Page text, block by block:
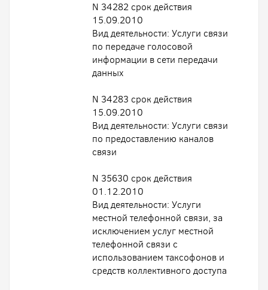
N 34282 срок действия
15.09.2010
Вид деятельности: Услуги связи
по передаче голосовой
информации в сети передачи
данных
N 34283 срок действия
15.09.2010
Вид деятельности: Услуги связи
по предоставлению каналов
связи
N 35630 срок действия
01.12.2010
Вид деятельности: Услуги
местной телефонной связи, за
исключением услуг местной
телефонной связи с
использованием таксофонов и
средств коллективного доступа